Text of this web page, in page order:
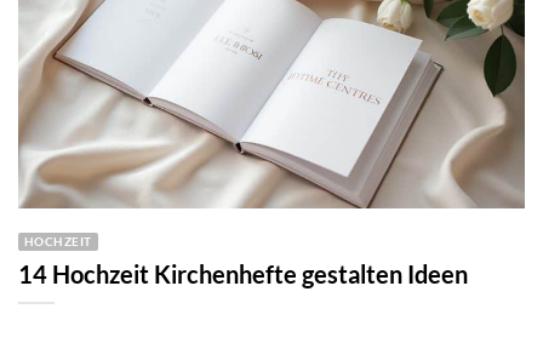
HOCHZEIT
14 Hochzeit Kirchenhefte gestalten Ideen